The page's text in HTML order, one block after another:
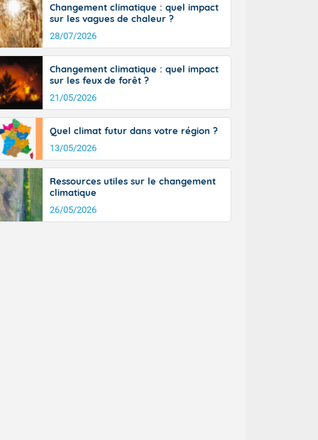
du
50-60 km/h
les
l'après-
général, 14
il fait
30 à 35
Changement climatique : quel impact
sur les vagues de chaleur ?
28/07/2026
Changement climatique : quel impact
sur les feux de forêt ?
21/05/2026
Quel climat futur dans votre région ?
13/05/2026
Ressources utiles sur le changement
climatique
26/05/2026